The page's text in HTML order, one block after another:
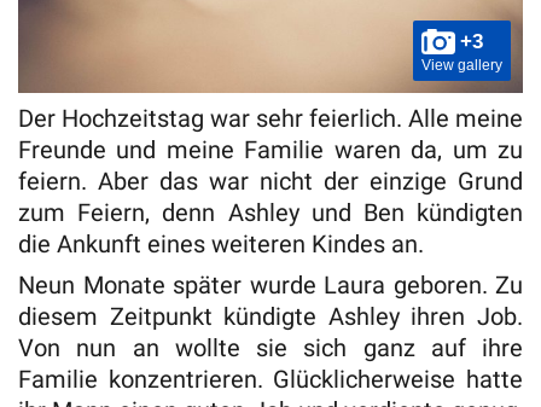
+3
View gallery
Der Hochzeitstag war sehr feierlich. Alle meine
Freunde und meine Familie waren da, um zu
feiern. Aber das war nicht der einzige Grund
zum Feiern, denn Ashley und Ben kündigten
die Ankunft eines weiteren Kindes an.
Neun Monate später wurde Laura geboren. Zu
diesem Zeitpunkt kündigte Ashley ihren Job.
Von nun an wollte sie sich ganz auf ihre
Familie konzentrieren. Glücklicherweise hatte